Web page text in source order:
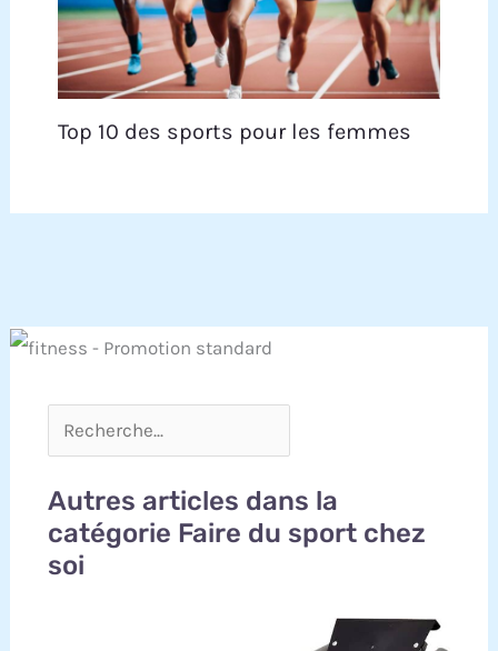
Top 10 des sports pour les femmes
Autres articles dans la
catégorie Faire du sport chez
soi